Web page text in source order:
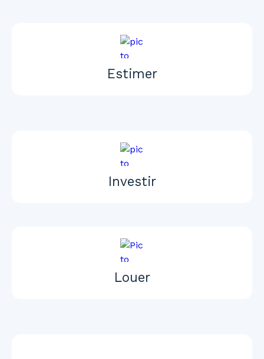
Estimer
Investir
Louer